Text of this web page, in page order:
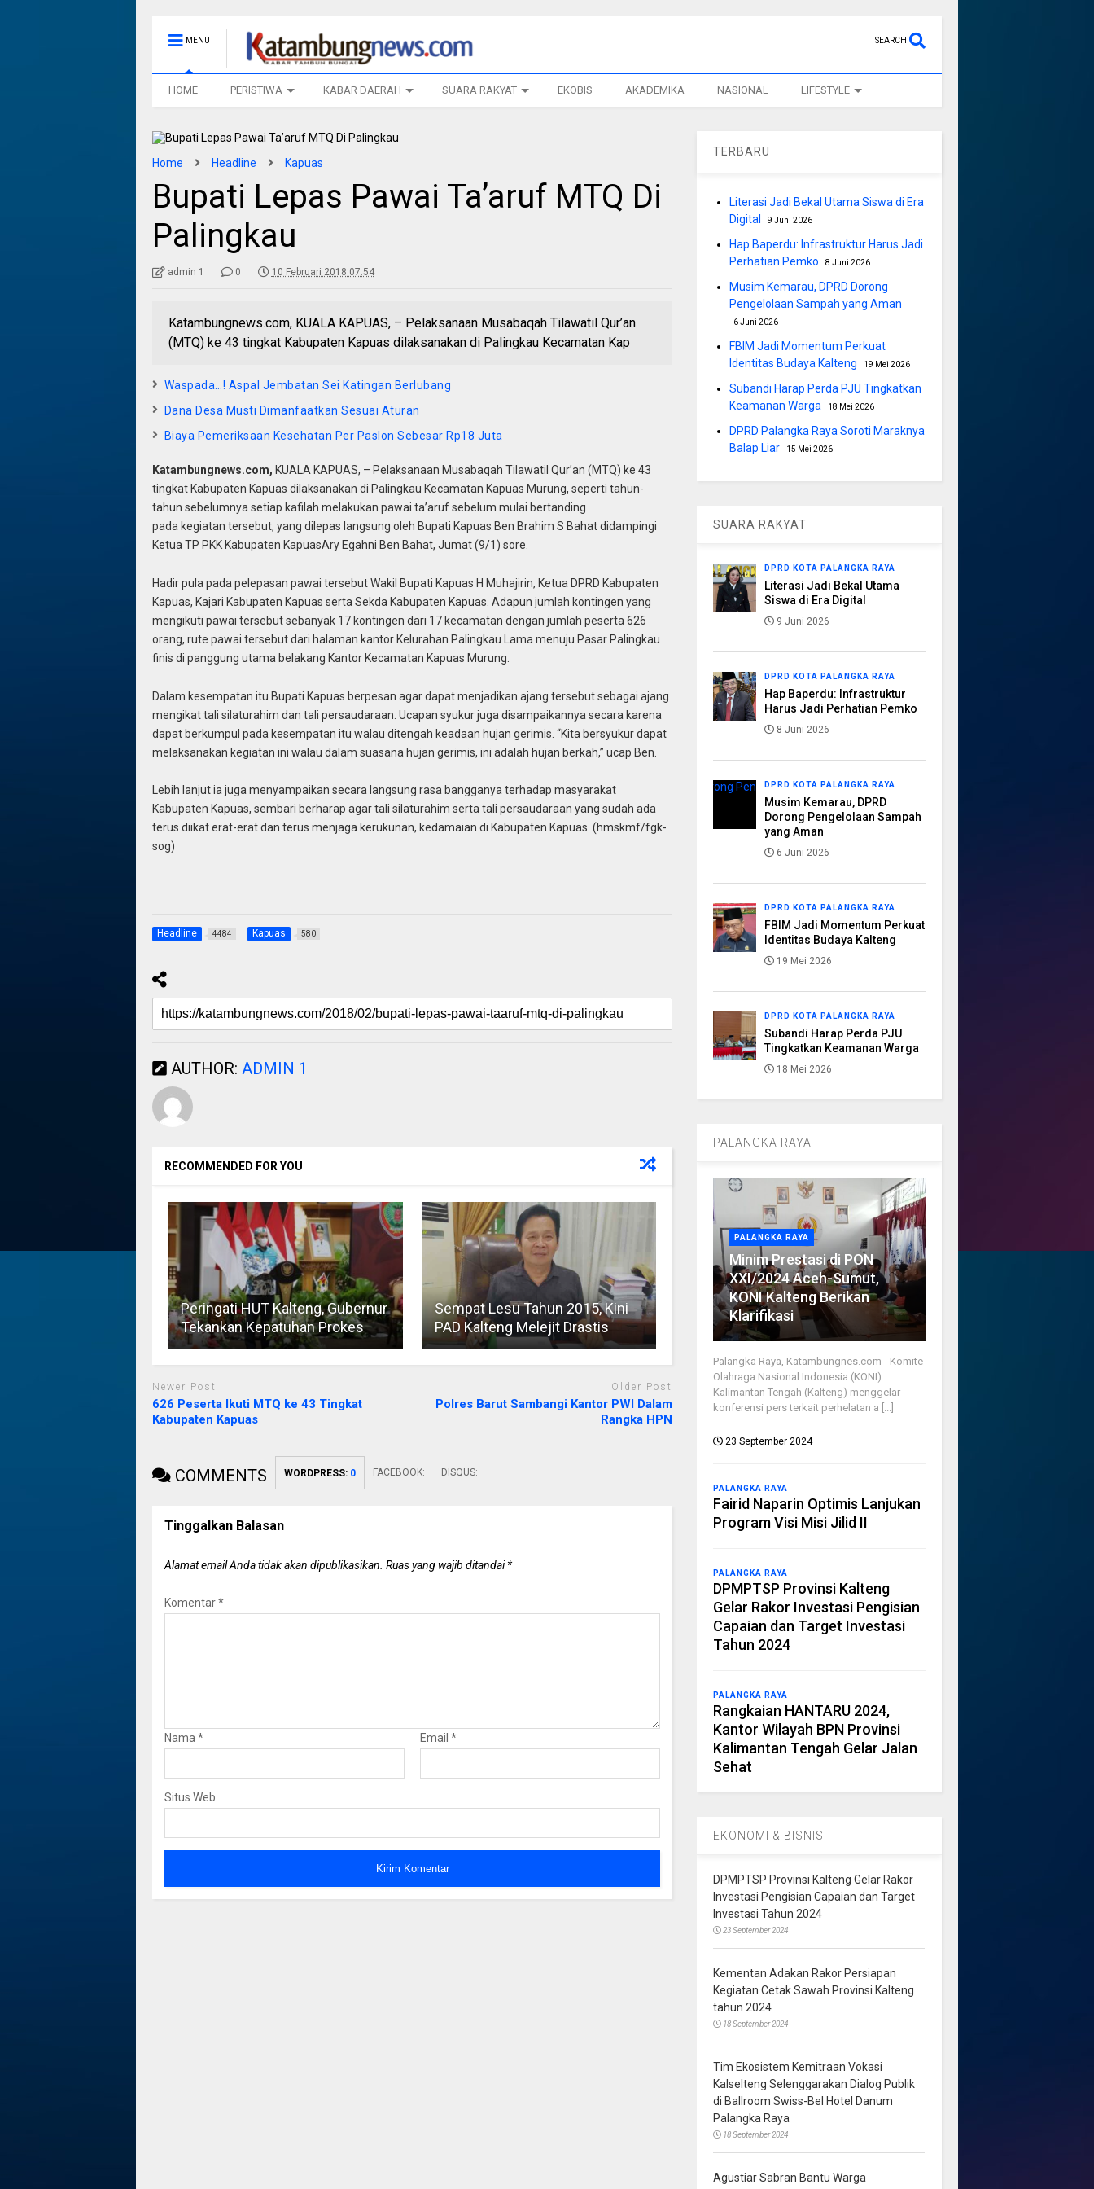
MENU SEARCH
HOME PERISTIWA KABAR DAERAH SUARA RAKYAT EKOBIS AKADEMIKA NASIONAL LIFESTYLE
Home Headline Kapuas
Bupati Lepas Pawai Ta’aruf MTQ Di
Palingkau
admin 1 0 10 Februari 2018 07:54
Katambungnews.com, KUALA KAPUAS, – Pelaksanaan Musabaqah Tilawatil Qur’an
(MTQ) ke 43 tingkat Kabupaten Kapuas dilaksanakan di Palingkau Kecamatan Kap
Waspada…! Aspal Jembatan Sei Katingan Berlubang
Dana Desa Musti Dimanfaatkan Sesuai Aturan
Biaya Pemeriksaan Kesehatan Per Paslon Sebesar Rp18 Juta
Katambungnews.com, KUALA KAPUAS, – Pelaksanaan Musabaqah Tilawatil Qur’an (MTQ) ke 43
tingkat Kabupaten Kapuas dilaksanakan di Palingkau Kecamatan Kapuas Murung, seperti tahun-
tahun sebelumnya setiap kafilah melakukan pawai ta’aruf sebelum mulai bertanding
pada kegiatan tersebut, yang dilepas langsung oleh Bupati Kapuas Ben Brahim S Bahat didampingi
Ketua TP PKK Kabupaten KapuasAry Egahni Ben Bahat, Jumat (9/1) sore.
Hadir pula pada pelepasan pawai tersebut Wakil Bupati Kapuas H Muhajirin, Ketua DPRD Kabupaten
Kapuas, Kajari Kabupaten Kapuas serta Sekda Kabupaten Kapuas. Adapun jumlah kontingen yang
mengikuti pawai tersebut sebanyak 17 kontingen dari 17 kecamatan dengan jumlah peserta 626
orang, rute pawai tersebut dari halaman kantor Kelurahan Palingkau Lama menuju Pasar Palingkau
finis di panggung utama belakang Kantor Kecamatan Kapuas Murung.
Dalam kesempatan itu Bupati Kapuas berpesan agar dapat menjadikan ajang tersebut sebagai ajang
mengikat tali silaturahim dan tali persaudaraan. Ucapan syukur juga disampaikannya secara karena
dapat berkumpul pada kesempatan itu walau ditengah keadaan hujan gerimis. “Kita bersyukur dapat
melaksanakan kegiatan ini walau dalam suasana hujan gerimis, ini adalah hujan berkah,” ucap Ben.
Lebih lanjut ia juga menyampaikan secara langsung rasa bangganya terhadap masyarakat
Kabupaten Kapuas, sembari berharap agar tali silaturahim serta tali persaudaraan yang sudah ada
terus diikat erat-erat dan terus menjaga kerukunan, kedamaian di Kabupaten Kapuas. (hmskmf/fgk-
sog)
Headline 4484 Kapuas 580
AUTHOR: ADMIN 1
RECOMMENDED FOR YOU
Peringati HUT Kalteng, Gubernur
Tekankan Kepatuhan Prokes
Sempat Lesu Tahun 2015, Kini
PAD Kalteng Melejit Drastis
Newer Post
626 Peserta Ikuti MTQ ke 43 Tingkat
Kabupaten Kapuas
Older Post
Polres Barut Sambangi Kantor PWI Dalam
Rangka HPN
COMMENTS WORDPRESS: 0 FACEBOOK: DISQUS:
Tinggalkan Balasan
Alamat email Anda tidak akan dipublikasikan. Ruas yang wajib ditandai*
Komentar*
Nama * Email *
Situs Web
TERBARU
Literasi Jadi Bekal Utama Siswa di Era
Digital
9 Juni 2026
Hap Baperdu: Infrastruktur Harus Jadi
Perhatian Pemko
8 Juni 2026
Musim Kemarau, DPRD Dorong
Pengelolaan Sampah yang Aman
6 Juni 2026
FBIM Jadi Momentum Perkuat
Identitas Budaya Kalteng
19 Mei 2026
Subandi Harap Perda PJU Tingkatkan
Keamanan Warga
18 Mei 2026
DPRD Palangka Raya Soroti Maraknya
Balap Liar
15 Mei 2026
SUARA RAKYAT
DPRD KOTA PALANGKA RAYA
Literasi Jadi Bekal Utama
Siswa di Era Digital
9 Juni 2026
DPRD KOTA PALANGKA RAYA
Hap Baperdu: Infrastruktur
Harus Jadi Perhatian Pemko
8 Juni 2026
DPRD KOTA PALANGKA RAYA
Musim Kemarau, DPRD
Dorong Pengelolaan Sampah
yang Aman
6 Juni 2026
DPRD KOTA PALANGKA RAYA
FBIM Jadi Momentum Perkuat
Identitas Budaya Kalteng
19 Mei 2026
DPRD KOTA PALANGKA RAYA
Subandi Harap Perda PJU
Tingkatkan Keamanan Warga
18 Mei 2026
PALANGKA RAYA
PALANGKA RAYA
Minim Prestasi di PON
XXI/2024 Aceh-Sumut,
KONI Kalteng Berikan
Klarifikasi
Palangka Raya, Katambungnes.com - Komite
Olahraga Nasional Indonesia (KONI)
Kalimantan Tengah (Kalteng) menggelar
konferensi pers terkait perhelatan a [...]
23 September 2024
PALANGKA RAYA
Fairid Naparin Optimis Lanjukan
Program Visi Misi Jilid II
PALANGKA RAYA
DPMPTSP Provinsi Kalteng
Gelar Rakor Investasi Pengisian
Capaian dan Target Investasi
Tahun 2024
PALANGKA RAYA
Rangkaian HANTARU 2024,
Kantor Wilayah BPN Provinsi
Kalimantan Tengah Gelar Jalan
Sehat
EKONOMI & BISNIS
DPMPTSP Provinsi Kalteng Gelar Rakor
Investasi Pengisian Capaian dan Target
Investasi Tahun 2024
23 September 2024
Kementan Adakan Rakor Persiapan
Kegiatan Cetak Sawah Provinsi Kalteng
tahun 2024
18 September 2024
Tim Ekosistem Kemitraan Vokasi
Kalselteng Selenggarakan Dialog Publik
di Ballroom Swiss-Bel Hotel Danum
Palangka Raya
18 September 2024
Agustiar Sabran Bantu Warga